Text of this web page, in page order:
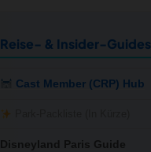
Reise- & Insider-Guides
Cast Member (CRP) Hub
Disneyland Paris Guide